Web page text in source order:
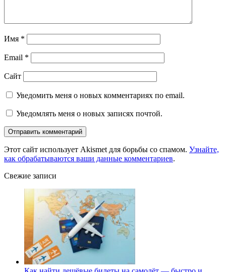
Имя *
Email *
Сайт
Уведомить меня о новых комментариях по email.
Уведомлять меня о новых записях почтой.
Этот сайт использует Akismet для борьбы со спамом. Узнайте,
как обрабатываются ваши данные комментариев.
Свежие записи